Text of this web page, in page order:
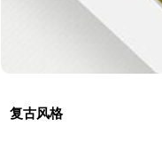
复古风格